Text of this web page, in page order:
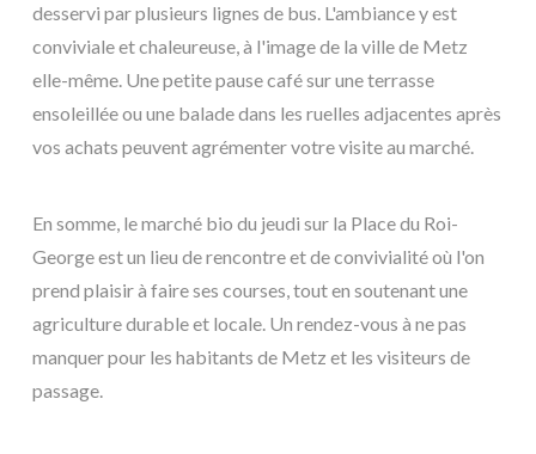
desservi par plusieurs lignes de bus. L'ambiance y est
conviviale et chaleureuse, à l'image de la ville de Metz
elle-même. Une petite pause café sur une terrasse
ensoleillée ou une balade dans les ruelles adjacentes après
vos achats peuvent agrémenter votre visite au marché.
En somme, le marché bio du jeudi sur la Place du Roi-
George est un lieu de rencontre et de convivialité où l'on
prend plaisir à faire ses courses, tout en soutenant une
agriculture durable et locale. Un rendez-vous à ne pas
manquer pour les habitants de Metz et les visiteurs de
passage.